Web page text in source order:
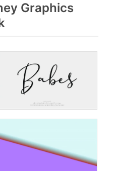
Graphics